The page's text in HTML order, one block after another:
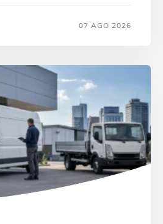
07 AGO 2026